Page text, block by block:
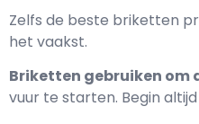
Zelfs de beste briketten
het vaakst.
Briketten gebruiken om
vuur te starten. Begin